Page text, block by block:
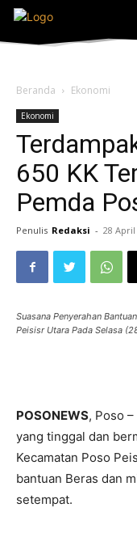
Beranda Ekonomi
Ekonomi
650 KK
Pemda
Penulis Redaksi - 28 April
Suasana Penyerahan
Peisisr Utara Pada Selasa
POSONEWS, Poso
yang tinggal dan
Kecamatan Poso
bantuan Beras dan
setempat.